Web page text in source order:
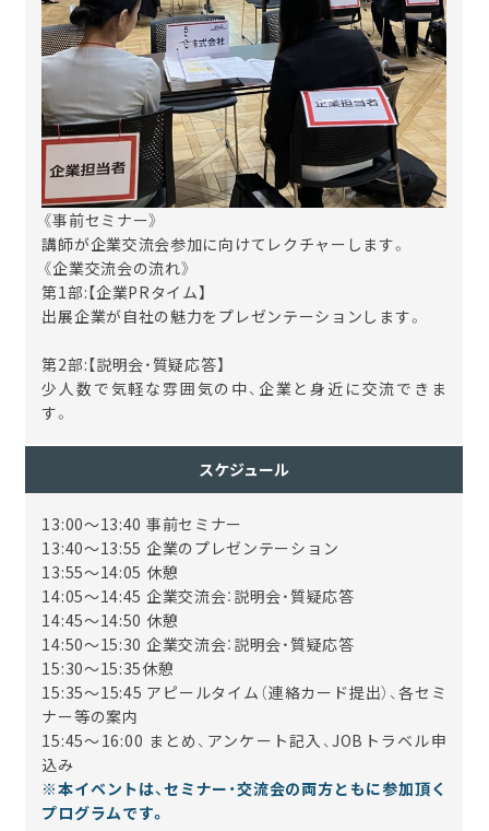
《事前セミナー》
講師が企業交流会参加に向けてレクチャーします。
《企業交流会の流れ》
第1部:【企業PRタイム】
出展企業が自社の魅力をプレゼンテーションします。
第2部:【説明会・質疑応答】
少人数で気軽な雰囲気の中、企業と身近に交流できま
す。
スケジュール
13:00～13:40 事前セミナー
13:40～13:55 企業のプレゼンテーション
13:55～14:05 休憩
14:05～14:45 企業交流会：説明会・質疑応答
14:45～14:50 休憩
14:50～15:30 企業交流会：説明会・質疑応答
15:30～15:35休憩
15:35～15:45 アピールタイム（連絡カード提出）、各セミ
ナー等の案内
15:45～16:00 まとめ、アンケート記入、JOBトラベル申
込み
※本イベントは、セミナー・交流会の両方ともに参加頂く
プログラムです。